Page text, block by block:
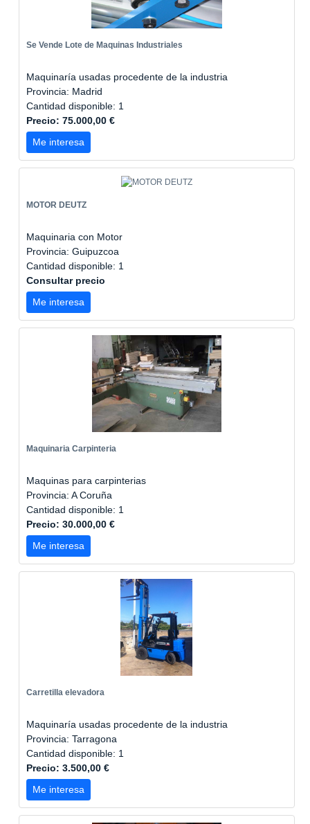
Se Vende Lote de Maquinas Industriales
Maquinaría usadas procedente de la industria
Provincia: Madrid
Cantidad disponible: 1
Precio: 75.000,00 €
Me interesa
MOTOR DEUTZ
Maquinaria con Motor
Provincia: Guipuzcoa
Cantidad disponible: 1
Consultar precio
Me interesa
Maquinaria Carpinteria
Maquinas para carpinterias
Provincia: A Coruña
Cantidad disponible: 1
Precio: 30.000,00 €
Me interesa
Carretilla elevadora
Maquinaría usadas procedente de la industria
Provincia: Tarragona
Cantidad disponible: 1
Precio: 3.500,00 €
Me interesa